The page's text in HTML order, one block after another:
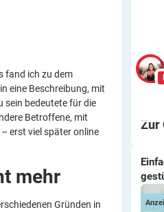
fand ich zu dem
eine Beschreibung, mit
sein bedeutete für die
Betroffene, mit
erst viel später online
mehr
Gründen in
Zur